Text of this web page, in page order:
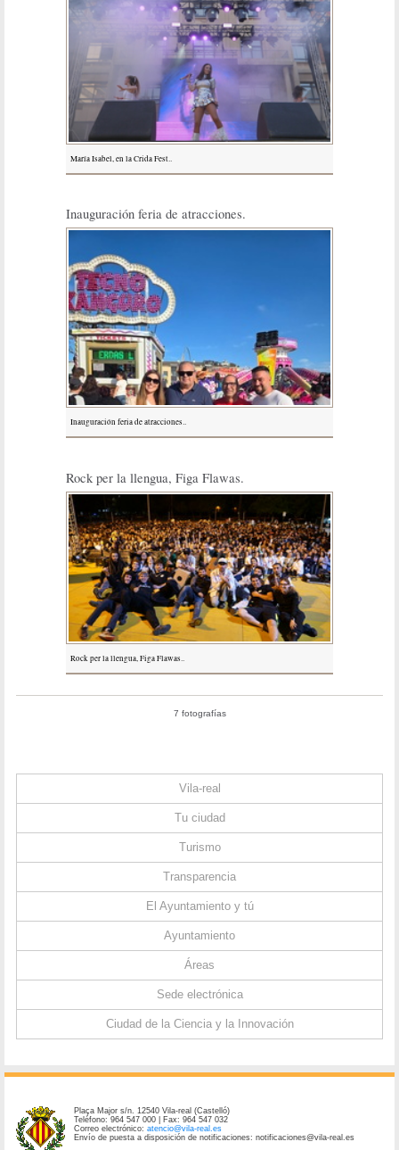
María Isabel, en la Crida Fest..
Inauguración feria de atracciones.
Inauguración feria de atracciones..
Rock per la llengua, Figa Flawas.
Rock per la llengua, Figa Flawas..
7 fotografías
Vila-real
Tu ciudad
Turismo
Transparencia
El Ayuntamiento y tú
Ayuntamiento
Áreas
Sede electrónica
Ciudad de la Ciencia y la Innovación
Plaça Major s/n. 12540 Vila-real (Castelló)
Teléfono: 964 547 000 | Fax: 964 547 032
Correo electrónico:atencio@vila-real.es
Envío de puesta a disposición de notificaciones: notificaciones@vila-real.es